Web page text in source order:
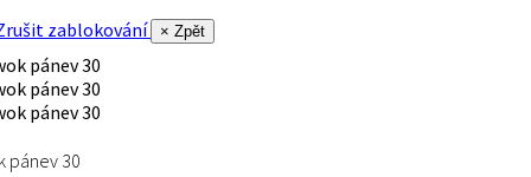
zablokování
× Zpět
pánev 30